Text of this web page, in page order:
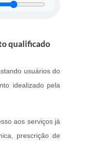
qualificado
usuários do
idealizado pela
aos serviços já
prescrição de